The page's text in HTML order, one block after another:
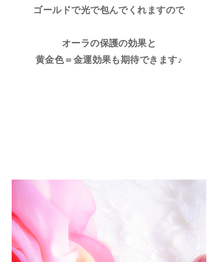
ゴールドで光で包んでくれますので
オーラの保護の効果と
黄金色＝金運効果も期待できます♪